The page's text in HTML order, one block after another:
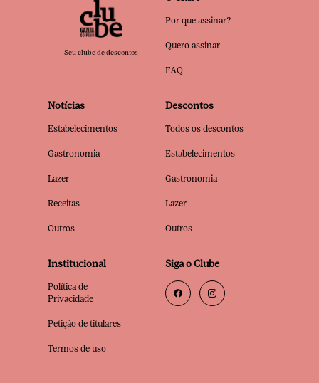
Seu clube de descontos
Por que assinar?
Quero assinar
FAQ
Notícias
Estabelecimentos
Gastronomia
Lazer
Receitas
Outros
Descontos
Todos os descontos
Estabelecimentos
Gastronomia
Lazer
Outros
Institucional
Política de
Privacidade
Petição de titulares
Termos de uso
Siga o Clube